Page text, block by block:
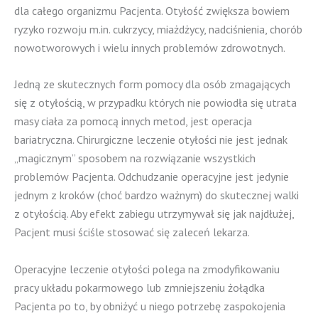
dla całego organizmu Pacjenta. Otyłość zwiększa bowiem
ryzyko rozwoju m.in. cukrzycy, miażdżycy, nadciśnienia, chorób
nowotworowych i wielu innych problemów zdrowotnych.
Jedną ze skutecznych form pomocy dla osób zmagających
się z otyłością, w przypadku których nie powiodła się utrata
masy ciała za pomocą innych metod, jest operacja
bariatryczna. Chirurgiczne leczenie otyłości nie jest jednak
„magicznym” sposobem na rozwiązanie wszystkich
problemów Pacjenta. Odchudzanie operacyjne jest jedynie
jednym z kroków (choć bardzo ważnym) do skutecznej walki
z otyłością. Aby efekt zabiegu utrzymywał się jak najdłużej,
Pacjent musi ściśle stosować się zaleceń lekarza.
Operacyjne leczenie otyłości polega na zmodyfikowaniu
pracy układu pokarmowego lub zmniejszeniu żołądka
Pacjenta po to, by obniżyć u niego potrzebę zaspokojenia